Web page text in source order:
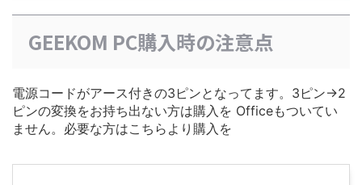
GEEKOM PC購入時の注意点
電源コードがアース付きの3ピンとなってます。3ピン→2
ピンの変換をお持ち出ない方は購入を Officeもついてい
ません。必要な方はこちらより購入を